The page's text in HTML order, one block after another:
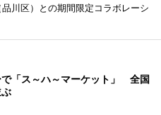
川区）との期間限定コラボレーシ
「ス～ハ～マーケット」 全国